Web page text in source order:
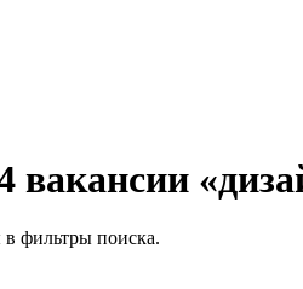
вакансии
фильтры поиска.